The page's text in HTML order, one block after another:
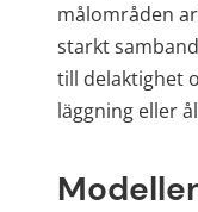
målområden
starkt
till delaktighet
läggning eller